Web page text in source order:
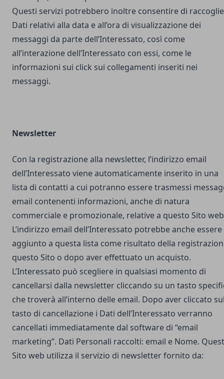
Questi servizi potrebbero inoltre consentire di
Dati relativi alla data e all’ora di visualizzazione dei
messaggi da parte dell’Interessato, così come
all’interazione dell’Interessato con essi, come le
informazioni sui click sui collegamenti inseriti nei
messaggi.
Newsletter
Con la registrazione alla newsletter, l’indirizzo email
dell’Interessato viene automaticamente inserito in una
lista di contatti a cui potranno essere trasmessi
email contenenti informazioni, anche di natura
commerciale e promozionale, relative a questo Sito
L’indirizzo email dell’Interessato potrebbe anche essere
aggiunto a questa lista come risultato della
questo Sito o dopo aver effettuato un acquisto.
L’Interessato può scegliere in qualsiasi momento di
cancellarsi dalla newsletter cliccando su un tasto
che troverà all’interno delle email. Dopo aver cliccato
tasto di cancellazione i Dati dell’Interessato verranno
cancellati immediatamente dal software di “email
marketing”. Dati Personali raccolti: email e Nome.
Sito web utilizza il servizio di newsletter fornito da: